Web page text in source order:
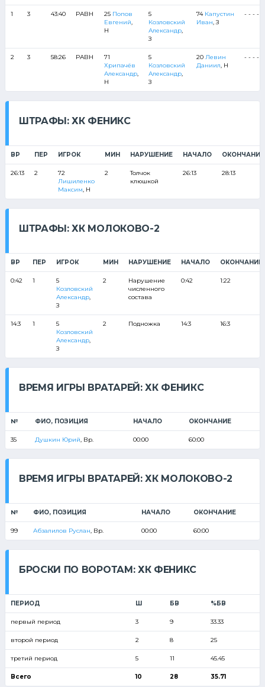
1 3 43:40 РАВН 25 Попов
Евгений,
Н
5
Козловский
Александр,
З
74 Капустин
Иван, З
- - - - -
2 3 58:26 РАВН
71
Хрипачёв
Александр,
Н
5
Козловский
Александр,
З
20 Левин
Даниил, Н
- - - - -
ШТРАФЫ: ХК ФЕНИКС
ВР ПЕР ИГРОК МИН НАРУШЕНИЕ НАЧАЛО ОКОНЧАНИЕ
26:13 2
72
Лишиленко
Максим, Н
2
Толчок
клюшкой
26:13 28:13
ШТРАФЫ: ХК МОЛОКОВО-2
ВР ПЕР ИГРОК МИН НАРУШЕНИЕ НАЧАЛО ОКОНЧАНИЕ
0:42 1
5
Козловский
Александр,
З
2
Нарушение
численного
состава
0:42 1:22
14:3 1
5
Козловский
Александр,
З
2 Подножка 14:3 16:3
ВРЕМЯ ИГРЫ ВРАТАРЕЙ: ХК ФЕНИКС
№ ФИО, ПОЗИЦИЯ НАЧАЛО ОКОНЧАНИЕ
35 Душкин Юрий, Вр. 00:00 60:00
ВРЕМЯ ИГРЫ ВРАТАРЕЙ: ХК МОЛОКОВО-2
№ ФИО, ПОЗИЦИЯ НАЧАЛО ОКОНЧАНИЕ
99 Абзалилов Руслан, Вр. 00:00 60:00
БРОСКИ ПО ВОРОТАМ: ХК ФЕНИКС
ПЕРИОД Ш БВ %БВ
первый период 3 9 33.33
второй период 2 8 25
третий период 5 11 45.45
Всего 10 28 35.71